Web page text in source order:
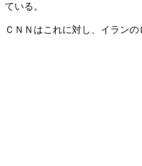
ている。
ＣＮＮはこれに対し、イラン